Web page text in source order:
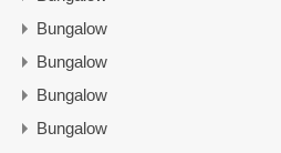
Bungalow
Bungalow
Bungalow
Bungalow